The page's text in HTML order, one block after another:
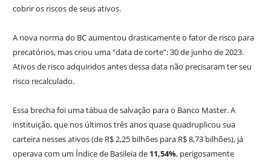
cobrir os riscos de seus ativos.
A nova norma do BC aumentou drasticamente o fator de risco para
precatórios, mas criou uma “data de corte”: 30 de junho de 2023.
Ativos de risco adquiridos antes dessa data não precisaram ter seu
risco recalculado.
Essa brecha foi uma tábua de salvação para o Banco Master. A
instituição, que nos últimos três anos quase quadruplicou sua
carteira nesses ativos (de R$ 2,25 bilhões para R$ 8,73 bilhões), já
operava com um Índice de Basileia de 11,54%, perigosamente